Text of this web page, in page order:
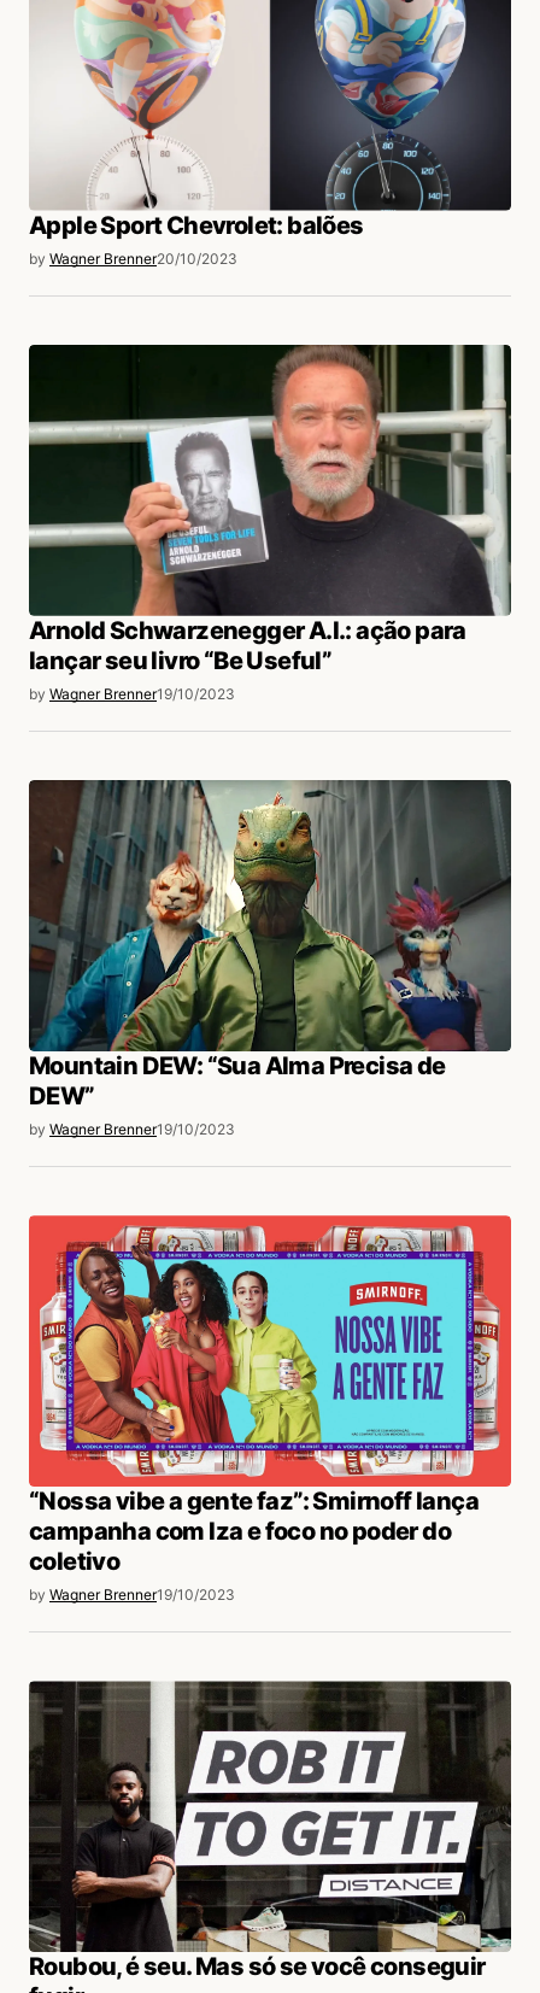
Apple Sport Chevrolet: balões
by Wagner Brenner20/10/2023
Arnold Schwarzenegger A.I.: ação para
lançar seu livro “Be Useful”
by Wagner Brenner19/10/2023
Mountain DEW: “Sua Alma Precisa de
DEW”
by Wagner Brenner19/10/2023
“Nossa vibe a gente faz”: Smirnoff lança
campanha com Iza e foco no poder do
coletivo
by Wagner Brenner19/10/2023
Roubou, é seu. Mas só se você conseguir